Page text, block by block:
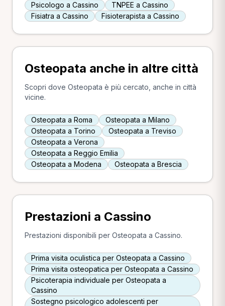
Psicologo a Cassino
TNPEE a Cassino
Fisiatra a Cassino
Fisioterapista a Cassino
Osteopata anche in altre città
Scopri dove Osteopata è più cercato, anche in città
vicine.
Osteopata a Roma
Osteopata a Milano
Osteopata a Torino
Osteopata a Treviso
Osteopata a Verona
Osteopata a Reggio Emilia
Osteopata a Modena
Osteopata a Brescia
Prestazioni a Cassino
Prestazioni disponibili per Osteopata a Cassino.
Prima visita oculistica per Osteopata a Cassino
Prima visita osteopatica per Osteopata a Cassino
Psicoterapia individuale per Osteopata a
Cassino
Sostegno psicologico adolescenti per